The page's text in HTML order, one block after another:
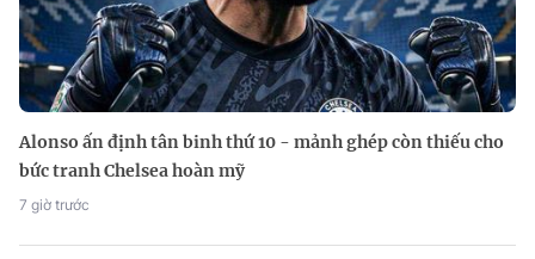
Alonso ấn định tân binh thứ 10 - mảnh ghép còn thiếu cho
bức tranh Chelsea hoàn mỹ
7 giờ trước